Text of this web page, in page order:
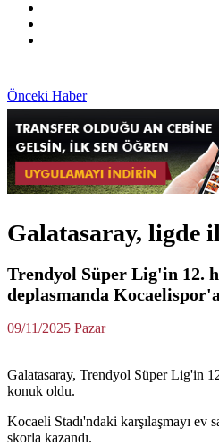
Önceki Haber
Galatasaray, ligde
Trendyol Süper Lig'in 12.
deplasmanda
09/11/2025 Pazar
Galatasaray, Trendyol Süper Lig'in
konuk oldu.
Kocaeli Stadı'ndaki karşılaşmayı ev
skorla kazandı.